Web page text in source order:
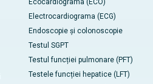
Ecocardiograma (ECO)
Electrocardiograma (ECG)
Endoscopie și colonoscopie
Testul SGPT
Testul funcției pulmonare (PFT)
Testele funcției hepatice (LFT)